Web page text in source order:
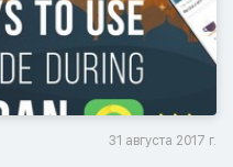
31 августа 2017 г.